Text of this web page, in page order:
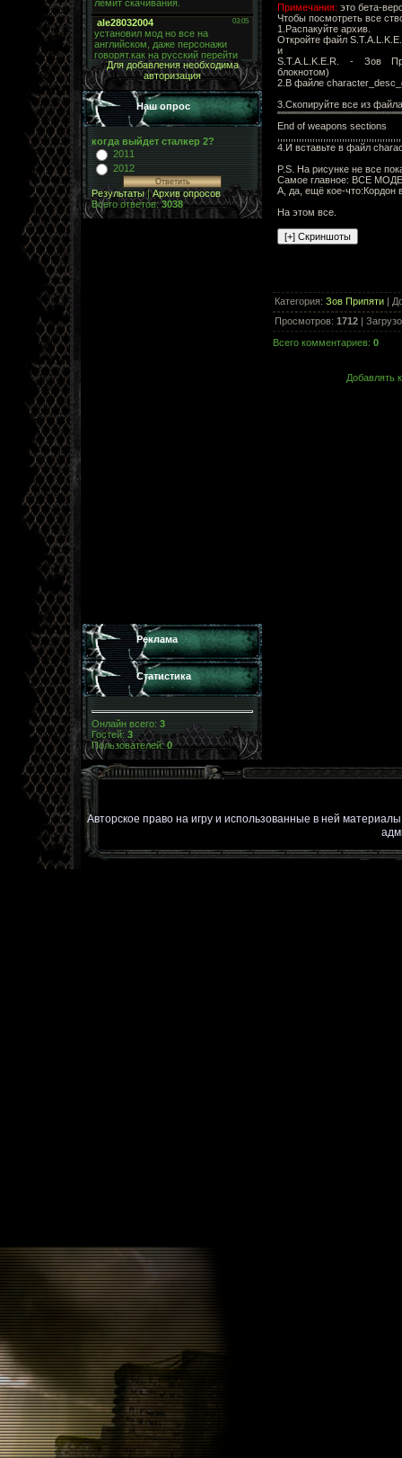
Для добавления необходима
авторизация
Наш опрос
когда выйдет сталкер 2?
2011
2012
Результаты|Архив опросов
Всего ответов:3038
Реклама
Статистика
Онлайн всего: 3
Гостей: 3
Пользователей:0
Примечания: это бета-
Чтобы посмотреть все
1.Распакуйте архив.
Откройте файл
и
S.T.A.L.K.E.R. - Зов
блокнотом)
2.В файле
3.Скопируйте все из
End of weapons sections
4.И вставьте в файл
P.S. На рисунке не все
Самое главное: ВСЕ
А, да, ещё кое-что:Кордон
На этом все.
Категория: Зов Припяти |
Просмотров: 1712 |
Всего комментариев: 0
Добавлять
Авторское право на игру и использованные в ней